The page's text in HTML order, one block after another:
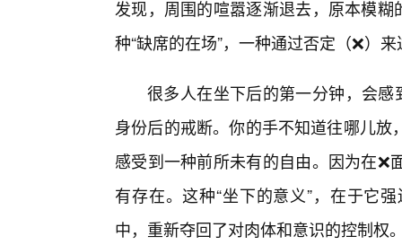
发现，周围的喧嚣逐渐退去，原本模
种“缺席的在场”，一种通过否定（❌）
很多人在坐下后的第一分钟，会
身份后的戒断。你的手不知道往哪儿
感受到一种前所未有的自由。因为在
有存在。这种“坐下的意义”，在于它
中，重新夺回了对肉体和意识的控制权